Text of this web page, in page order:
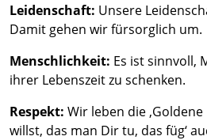
Leidenschaft: Unsere
Damit gehen wir fürsorglich um.
Menschlichkeit: Es ist sinnvoll,
ihrer Lebenszeit zu schenken.
Respekt: Wir leben die ‚Goldene
willst, das man Dir tu, das füg‘